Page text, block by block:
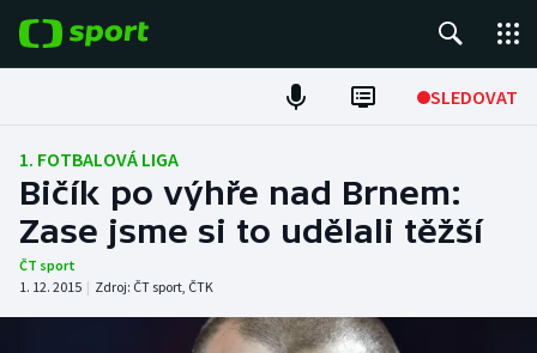
SLEDOVAT
Fotbal
Hokej
Tenis
Atletika
1. FOTBALOVÁ LIGA
Bičík po výhře nad Brnem:
Zase jsme si to udělali těžší
ČT sport
1. 12. 2015 | Zdroj: ČT sport, ČTK